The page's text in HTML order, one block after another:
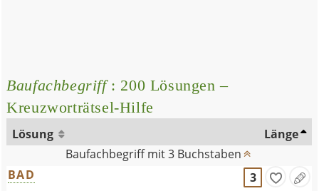
Baufachbegriff: 200 Lösungen –
Kreuzworträtsel-Hilfe
Lösung
Länge
Baufachbegriff mit 3 Buchstaben
BAD
3